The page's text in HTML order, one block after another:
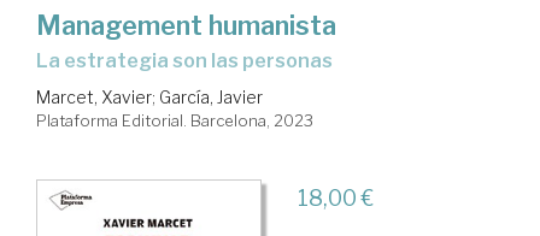
Management humanista
la estrategia son las personas
Marcet, Xavier; García, Javier
Plataforma Editorial. Barcelona, 2023
18,00 €